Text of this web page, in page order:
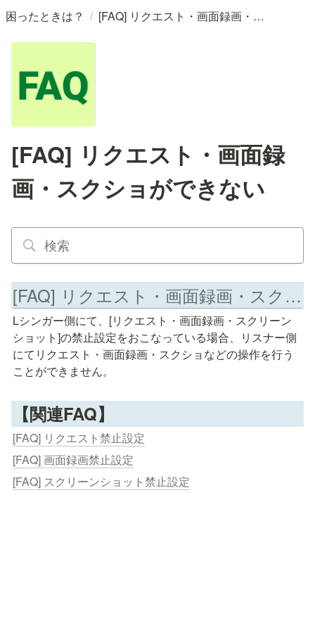
困ったときは？ / [FAQ] リクエスト・画面録画・スクショができない
[FAQ] リクエスト・画面録
画・スクショができない
[FAQ] リクエスト・画面録画・スクショができない
Lシンガー側にて、[リクエスト・画面録画・スクリーン
ショット]の禁止設定をおこなっている場合、リスナー側
にてリクエスト・画面録画・スクショなどの操作を行う
ことができません。
【関連FAQ】
[FAQ] リクエスト禁止設定
[FAQ] 画面録画禁止設定
[FAQ] スクリーンショット禁止設定